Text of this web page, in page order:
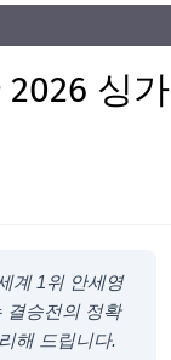
싱가
계 1위 안세영
결승전의 정확
해 드립니다.